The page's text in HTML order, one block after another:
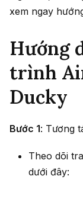
xem ngay
Hướng
trình
Ducky
Bước 1: Tương
Theo dõi
dưới đây: